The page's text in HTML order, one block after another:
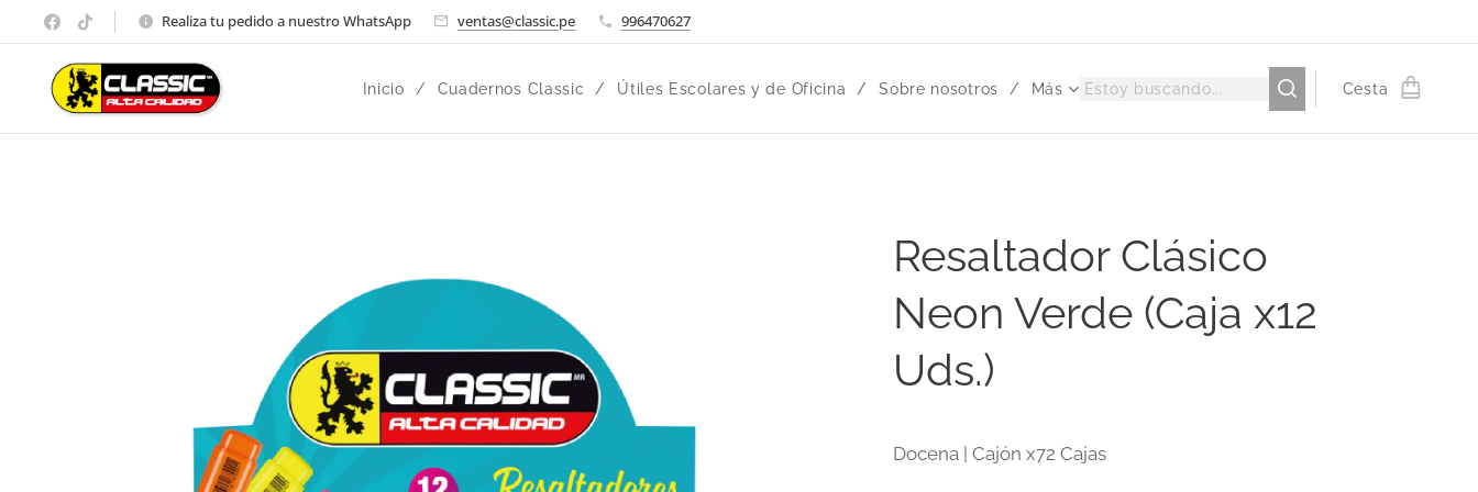
Realiza tu pedido a nuestro WhatsApp ventas@classic.pe 996470627
Inicio Cuadernos Classic Útiles Escolares y de Oficina Sobre nosotros Más Cesta
Resaltador Clásico
Neon Verde (Caja x12
Uds.)
Docena | Cajón x72 Cajas